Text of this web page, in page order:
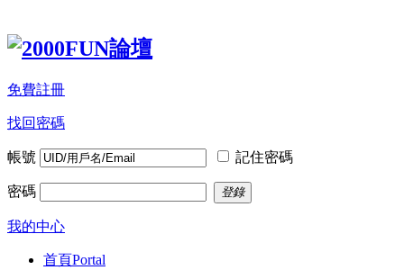
免費註冊
找回密碼
帳號 記住密碼
密碼 登錄
我的中心
首頁Portal